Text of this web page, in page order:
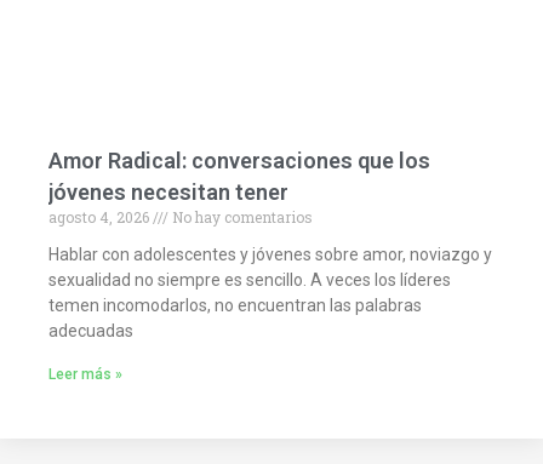
Amor Radical: conversaciones que los
jóvenes necesitan tener
agosto 4, 2026
No hay comentarios
Hablar con adolescentes y jóvenes sobre amor, noviazgo y
sexualidad no siempre es sencillo. A veces los líderes
temen incomodarlos, no encuentran las palabras
adecuadas
Leer más »